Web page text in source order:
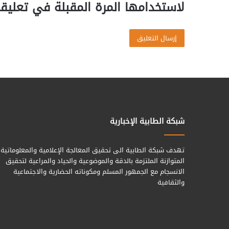
لاستخدامها المرة المقبلة في
شبكة الطابية الإخبارية
تهدف شبكة الطابية الى تحقيق المعالجة الإعلامية والمعلوماتية
المتوازنة الملتزمة بالدقة والموضوعية والحياد والمراعية لتحقيق
الانسجام مع الجمهور المسلم ومكوناته الحضارية والاجتماعية
والثقافية